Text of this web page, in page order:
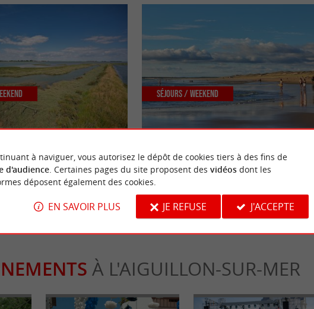
Faute-sur-Mer 19,7 km - La Tranche-sur-Mer
Séjours / Weekend
À L'AIGUILLON-SUR-MER
à naviguer, vous autorisez le dépôt de cookies tiers à des fins de
d'audience. Certaines pages du site proposent des vidéosdont les
déposent également des cookies.
EN SAVOIR PLUS JE REFUSE J'ACCEPTE